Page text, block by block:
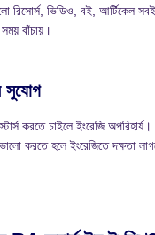
রিসোর্স, ভিডিও, বই, আর্টিকেল
বাঁচায়।
সুযোগ
করতে চাইলে ইংরেজি
করতে হলে ইংরেজিতে দক্ষতা